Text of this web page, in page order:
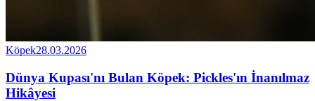
Köpek28.03.2026
Dünya Kupası'nı Bulan Köpek: Pickles'ın İnanılmaz
Hikâyesi